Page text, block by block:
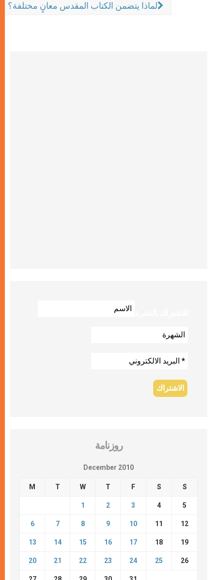
لماذا يتضمن الكتاب المقدس معانٍ مختلفة؟
روزنامة
December 2010
M T W T F S S
1 2 3 4 5
6 7 8 9 10 11 12
13 14 15 16 17 18 19
20 21 22 23 24 25 26